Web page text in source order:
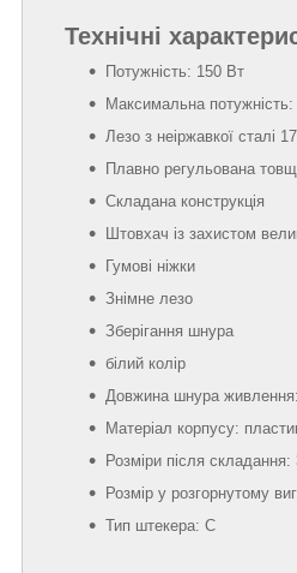
Технічні
Потужність: 150 Вт
Максимальна
Лезо з неіржавкої сталі
Плавно регульована
Складана конструкція
Штовхач із захистом
Гумові ніжки
Знімне лезо
Зберігання шнура
білий колір
Довжина шнура
Матеріал корпусу:
Розміри після
Розмір у розгорнутому
Тип штекера: С